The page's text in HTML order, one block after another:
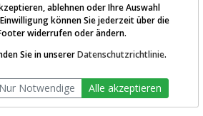
Plattform von
ablehnen oder Ihre Auswahl
können Sie jederzeit über die
widerrufen oder ändern.
Sie in unsererDatenschutzrichtlinie.
Nur Notwendige Alle akzeptieren